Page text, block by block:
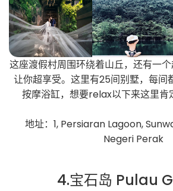
这座渡假村周围环绕着山丘，还有一
让你超享受。这里有25间别墅，每间
按摩浴缸，想要relax以下来这里肯
地址：1, Persiaran Lagoon,
Negeri Perak
4.宝石岛 Pulau